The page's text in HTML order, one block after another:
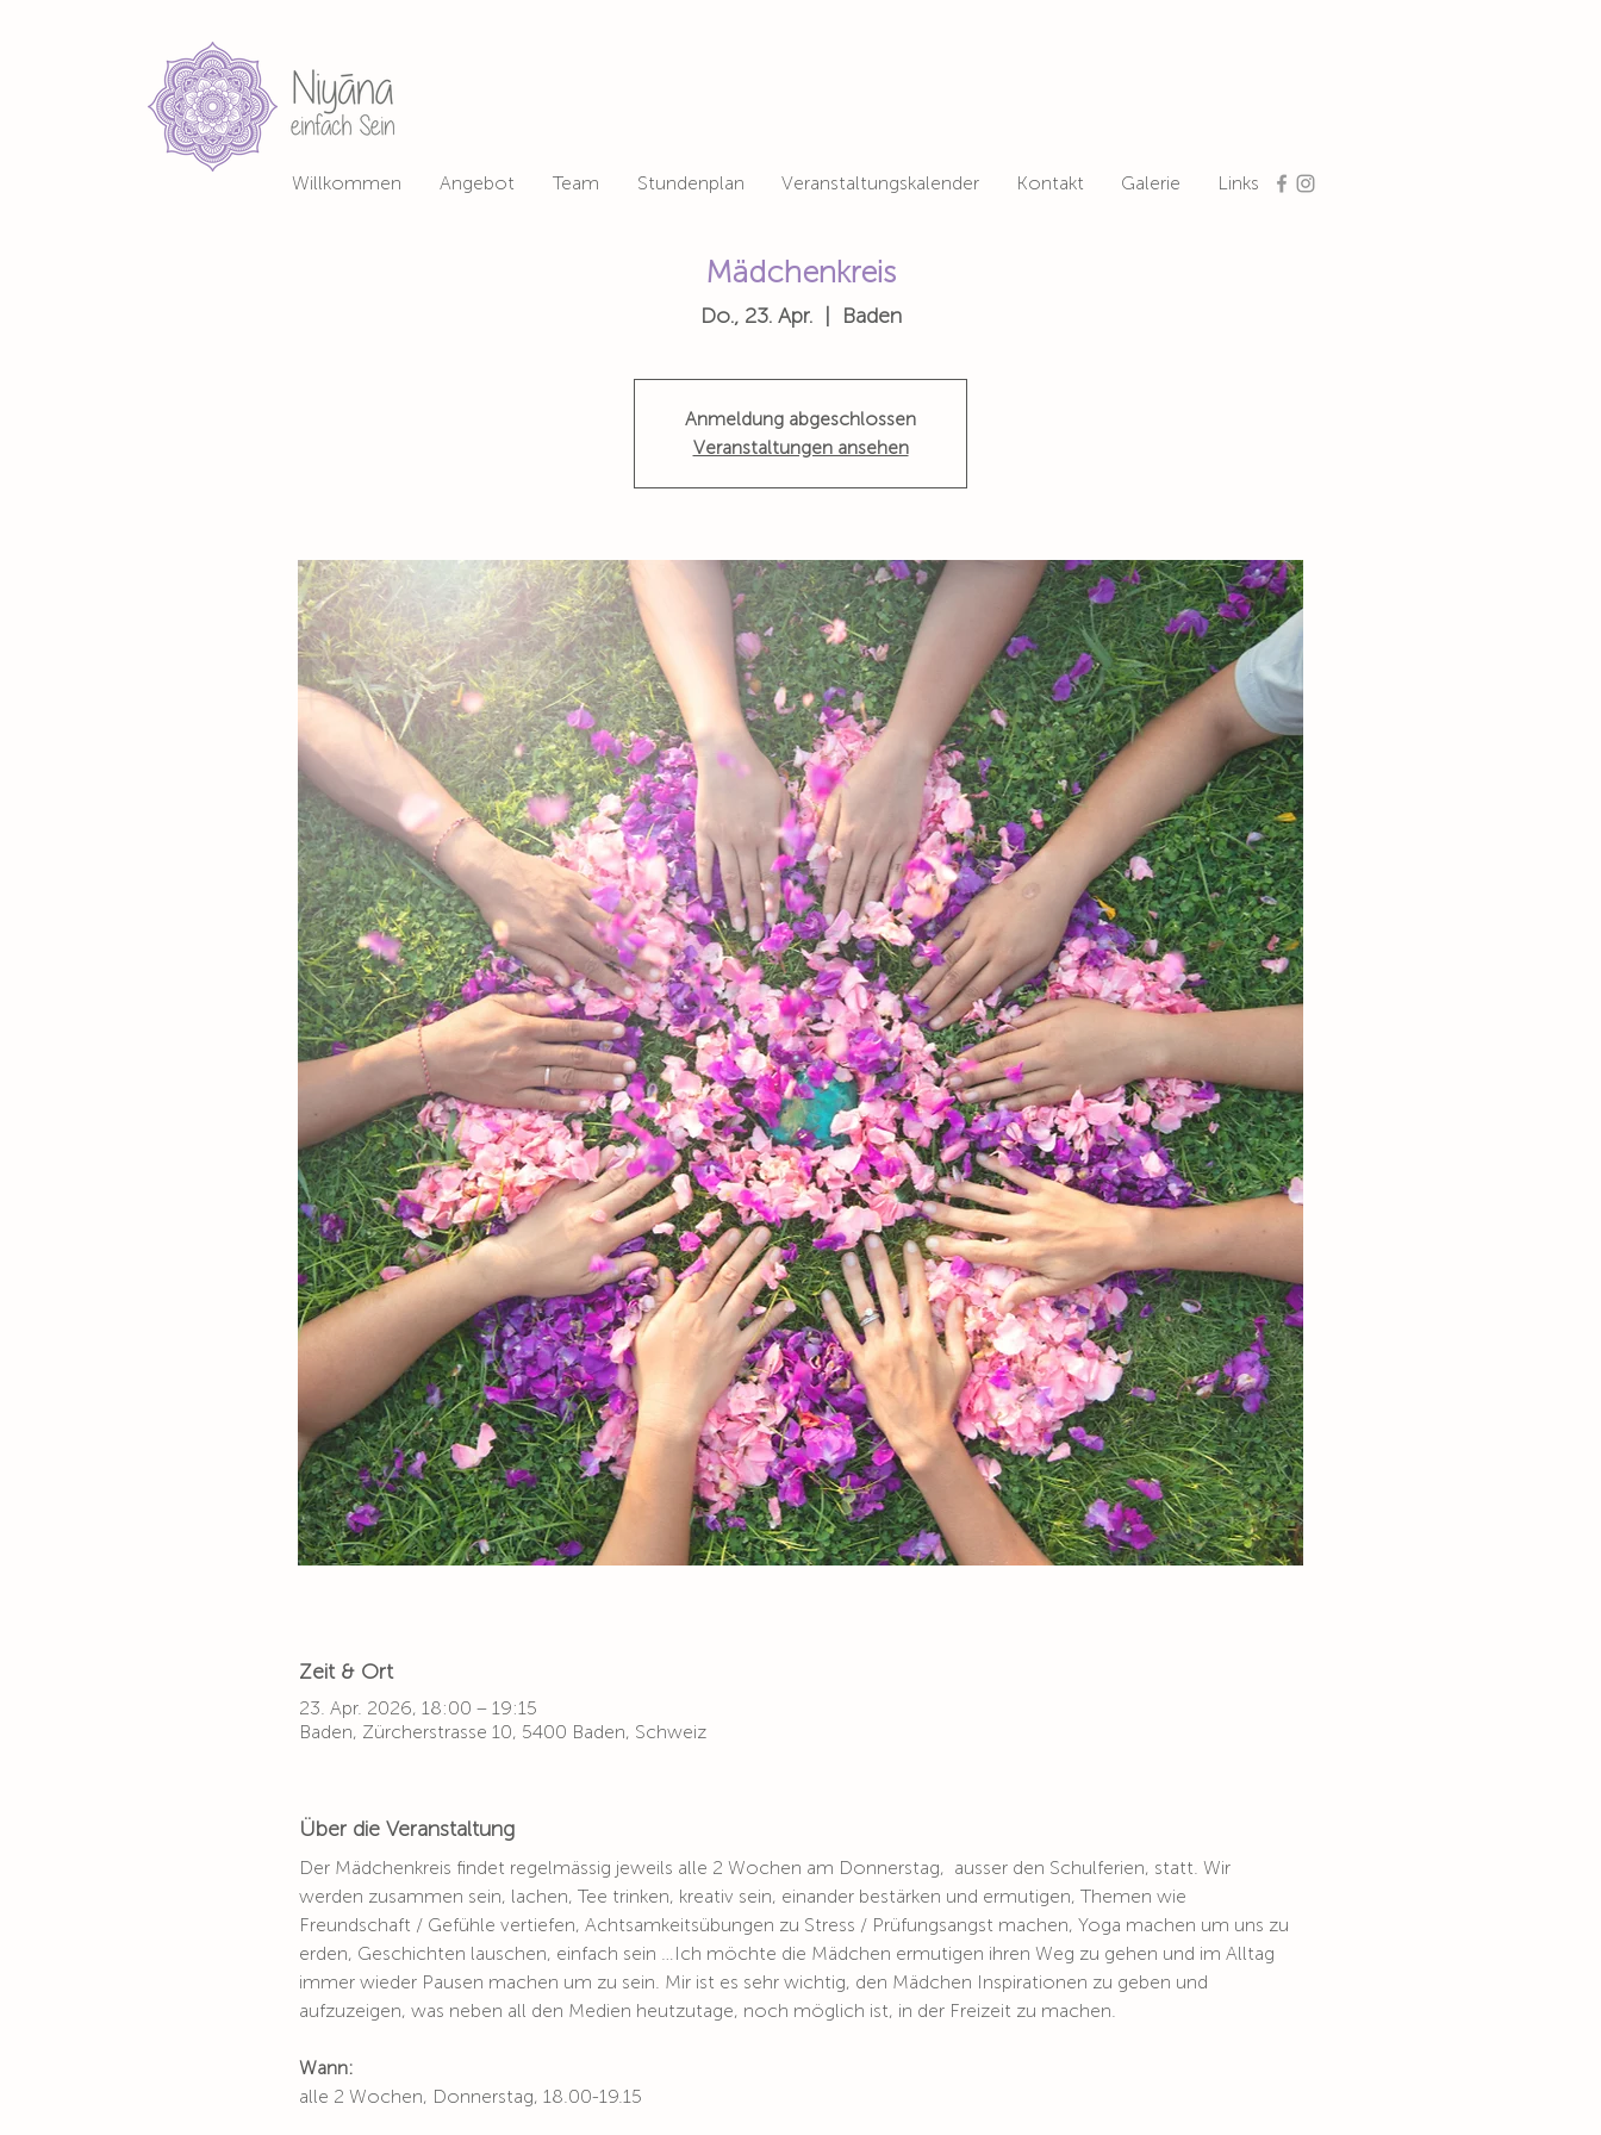
Willkommen Angebot Team Stundenplan Veranstaltungskalender Kontakt Galerie Links
Mädchenkreis
Do., 23. Apr.
  |
Baden
Anmeldung abgeschlossen
Veranstaltungen ansehen
Zeit & Ort
23. Apr. 2026, 18:00 – 19:15
Baden, Zürcherstrasse 10, 5400 Baden, Schweiz
Über die Veranstaltung
Der Mädchenkreis findet regelmässig jeweils alle 2 Wochen am Donnerstag,  ausser den Schulferien, statt. Wir
werden zusammen sein, lachen, Tee trinken, kreativ sein, einander bestärken und ermutigen, Themen wie
Freundschaft / Gefühle vertiefen, Achtsamkeitsübungen zu Stress / Prüfungsangst machen, Yoga machen um uns zu
erden, Geschichten lauschen, einfach sein …Ich möchte die Mädchen ermutigen ihren Weg zu gehen und im Alltag
immer wieder Pausen machen um zu sein. Mir ist es sehr wichtig, den Mädchen Inspirationen zu geben und
aufzuzeigen, was neben all den Medien heutzutage, noch möglich ist, in der Freizeit zu machen.
Wann:
alle 2 Wochen, Donnerstag, 18.00-19.15